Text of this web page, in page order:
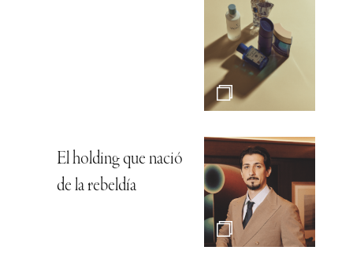
El holding que nació
de la rebeldía